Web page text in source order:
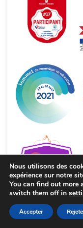
Nous utilisons des
expérience sur notre
You can find out more
switch them off in
Accepter